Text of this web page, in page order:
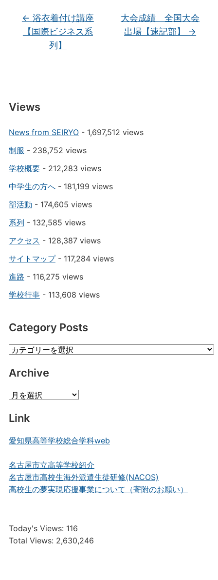
← 浴衣着付け講座
【国際ビジネス系
列】
大会成績 全国大会
出場【速記部】 →
Views
News from SEIRYO- 1,697,512 views
制服 - 238,752 views
学校概要- 212,283 views
中学生の方へ- 181,199 views
部活動 - 174,605 views
系列 - 132,585 views
アクセス - 128,387 views
サイトマップ- 117,284 views
進路 - 116,275 views
学校行事- 113,608 views
Category Posts
Category
Archive
Archive
Link
愛知県高等学校総合学科web
名古屋市立高等学校紹介
名古屋市高校生海外派遣生徒研修(NACOS)
高校生の夢実現応援事業について（寄附のお願い）
Today's Views: 116
Total Views: 2,630,246